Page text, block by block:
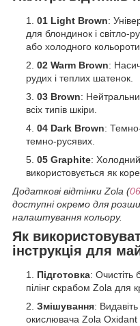
01 Light Brown:
для блондинок і світло-
або холодного
02 Warm Brown:
рудих і теплих шатенок.
03 Brown:
всіх типів шкіри.
04 Dark Brown:
темно-русявих.
05 Graphite: Холодний
використовується як
Додаткові відтінки Zola (
доступні окремо для
налаштування кольору.
Як
інструкція для
Підготовка: Очистіть
пілінг скрабом Zola
Змішування:
окислювача Zola Oxidant